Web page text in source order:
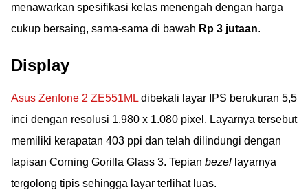
menawarkan spesifikasi kelas menengah dengan harga
cukup bersaing, sama-sama di bawah Rp 3 jutaan.
Display
Asus Zenfone 2 ZE551ML dibekali layar IPS berukuran 5,5
inci dengan resolusi 1.980 x 1.080 pixel. Layarnya tersebut
memiliki kerapatan 403 ppi dan telah dilindungi dengan
lapisan Corning Gorilla Glass 3. Tepian bezel layarnya
tergolong tipis sehingga layar terlihat luas.